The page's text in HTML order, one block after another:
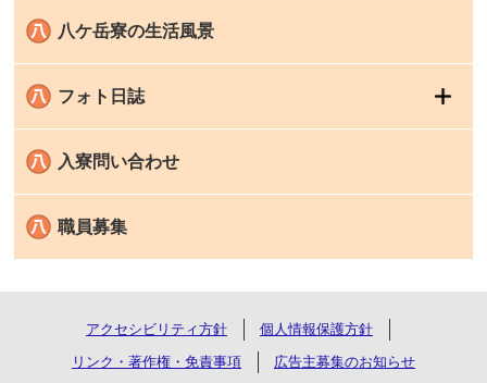
八ケ岳寮の生活風景
フォト日誌
入寮問い合わせ
職員募集
アクセシビリティ方針
個人情報保護方針
リンク・著作権・免責事項
広告主募集のお知らせ